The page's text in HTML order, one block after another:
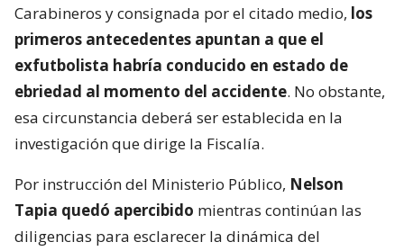
Carabineros y consignada por el citado medio, los
primeros antecedentes apuntan a que el
exfutbolista habría conducido en estado de
ebriedad al momento del accidente. No obstante,
esa circunstancia deberá ser establecida en la
investigación que dirige la Fiscalía.
Por instrucción del Ministerio Público, Nelson
Tapia quedó apercibido mientras continúan las
diligencias para esclarecer la dinámica del